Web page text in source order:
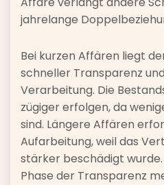
jahrelange
Bei kurzen Affären liegt
schneller Transparenz
Verarbeitung. Die
zügiger erfolgen, da
sind. Längere Affären
Aufarbeitung, weil das
stärker beschädigt
Phase der Transparenz